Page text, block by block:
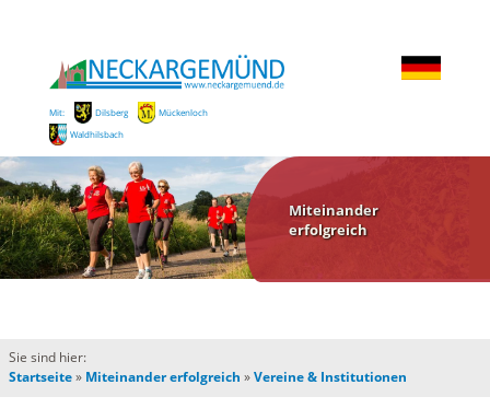
Mit: Dilsberg
Mückenloch
Waldhilsbach
Miteinander
erfolgreich
Sie sind hier:
Startseite» Miteinander erfolgreich »Vereine & Institutionen